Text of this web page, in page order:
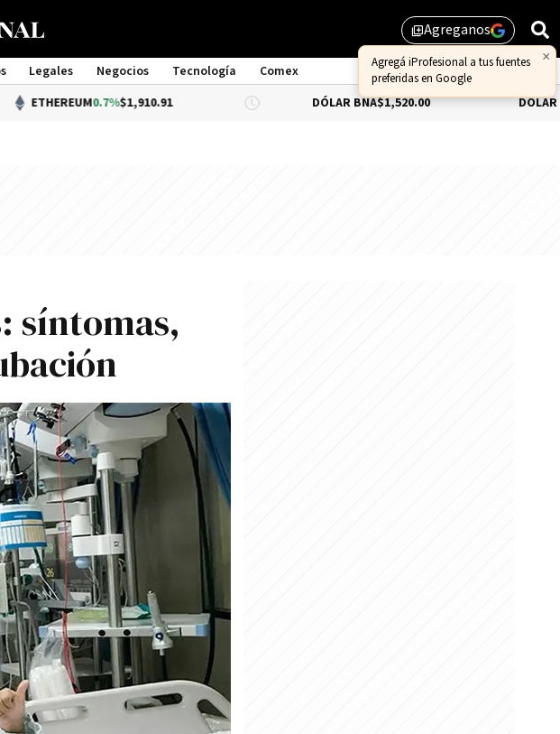
library_addAgreganos
×
Agregá iProfesional a tus fuentes
preferidas en Google
Legales Negocios Tecnología
Comex
0.7%$1,910.91 DÓLAR BNA$1,520.00 DÓLAR BLUE-
síntomas,